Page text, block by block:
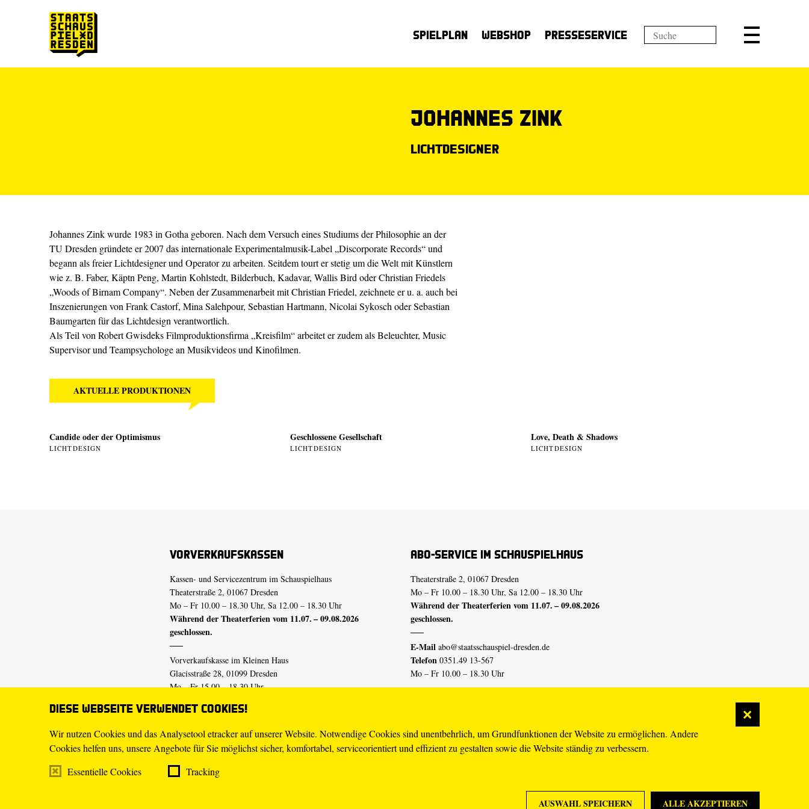
Diese Webseite verwendet Cookies!
Wir nutzen Cookies und das Analysetool etracker auf unserer Website. Notwendige Cookies sind unentbehrlich, um Grundfunktionen der Website zu ermöglichen. Andere
Cookies helfen uns, unsere Angebote für Sie möglichst sicher, komfortabel, serviceorientiert und effizient zu gestalten sowie die Website ständig zu verbessern.
Essentielle Cookies
Tracking
AUSWAHL SPEICHERN ALLE AKZEPTIEREN
Spielplan Webshop Presseservice
Johannes Zink
Lichtdesigner
Johannes Zink wurde 1983 in Gotha geboren. Nach dem Versuch eines Studiums der Philosophie an der
TU Dresden gründete er 2007 das internationale Experimentalmusik-Label „Discorporate Records“ und
begann als freier Lichtdesigner und Operator zu arbeiten. Seitdem tourt er stetig um die Welt mit Künstlern
wie z. B. Faber, Käptn Peng, Martin Kohlstedt, Bilderbuch, Kadavar, Wallis Bird oder Christian Friedels
„Woods of Birnam Company“. Neben der Zusammenarbeit mit Christian Friedel, zeichnete er u. a. auch bei
Inszenierungen von Frank Castorf, Mina Salehpour, Sebastian Hartmann, Nicolai Sykosch oder Sebastian
Baumgarten für das Lichtdesign verantwortlich.
Als Teil von Robert Gwisdeks Filmproduktionsfirma „Kreisfilm“ arbeitet er zudem als Beleuchter, Music
Supervisor und Teampsychologe an Musikvideos und Kinofilmen.
AKTUELLE PRODUKTIONEN
Candide oder der Optimismus
LICHTDESIGN
Geschlossene Gesellschaft
LICHTDESIGN
Love, Death & Shadows
LICHTDESIGN
Vorverkaufskassen
Kassen- und Servicezentrum im Schauspielhaus
Theaterstraße 2, 01067 Dresden
Mo – Fr 10.00 – 18.30 Uhr, Sa 12.00 – 18.30 Uhr
Während der Theaterferien vom 11.07. – 09.08.2026
geschlossen.
Vorverkaufskasse im Kleinen Haus
Glacisstraße 28, 01099 Dresden
Mo – Fr 15.00 – 18.30 Uhr
geschlossen.
E-Mail tickets@staatsschauspiel-dresden.de
Telefon 0351.49 13-555
Mo – Fr 10.00 – 18.30 Uhr
Abo-Service im Schauspielhaus
Theaterstraße 2, 01067 Dresden
Mo – Fr 10.00 – 18.30 Uhr, Sa 12.00 – 18.30 Uhr
Während der Theaterferien vom 11.07. – 09.08.2026
geschlossen.
E-Mail abo@staatsschauspiel-dresden.de
Telefon 0351.49 13-567
Mo – Fr 10.00 – 18.30 Uhr
Erklärung Barrierefreiheit